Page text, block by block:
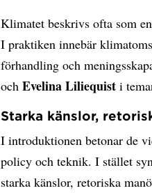
Klimatet beskrivs ofta som
I praktiken innebär
förhandling och
ochEvelina Liliequist i
Starka känslor,
I introduktionen betonar de
policy och teknik. I stället
starka känslor, retoriska